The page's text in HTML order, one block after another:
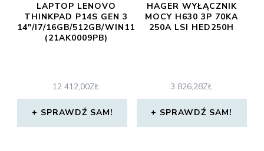
LAPTOP LENOVO
THINKPAD P14S GEN 3
14″/I7/16GB/512GB/WIN11
(21AK0009PB)
12 412,00ZŁ
SPRAWDŹ SAM!
HAGER WYŁĄCZNIK
MOCY H630 3P 70KA
250A LSI HED250H
3 826,28ZŁ
SPRAWDŹ SAM!